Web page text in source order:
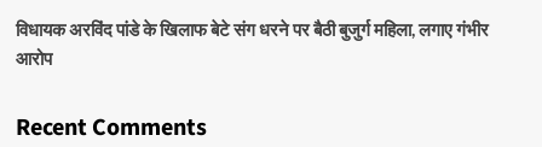
विधायक अरविंद पांडे के खिलाफ बेटे संग धरने पर बैठी बुजुर्ग महिला, लगाए गंभीर
आरोप
Recent Comments